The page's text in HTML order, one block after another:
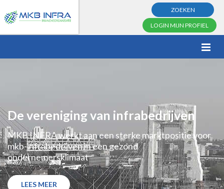
ZOEKEN
LOGIN MIJN PROFIEL
De vereniging van infrabedrijven
MKB INFRA werkt aan een sterke marktpositie voor
mkb-infrabedrijven in een gezond
ondernemersklimaat
LEES MEER